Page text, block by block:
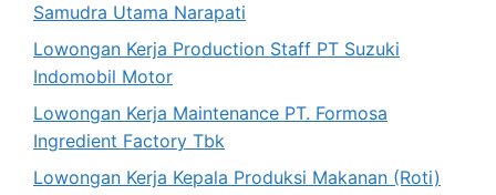
Samudra Utama Narapati
Lowongan Kerja Production Staff PT Suzuki
Indomobil Motor
Lowongan Kerja Maintenance PT. Formosa
Ingredient Factory Tbk
Lowongan Kerja Kepala Produksi Makanan (Roti)